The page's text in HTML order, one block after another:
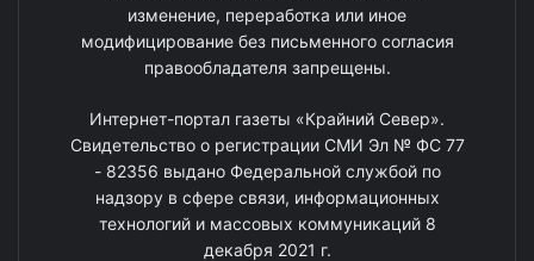
изменение, переработка или иное
модифицирование без письменного согласия
правообладателя запрещены.
Интернет-портал газеты «Крайний Север».
Свидетельство о регистрации СМИ Эл № ФС 77
- 82356 выдано Федеральной службой по
надзору в сфере связи, информационных
технологий и массовых коммуникаций 8
декабря 2021 г.